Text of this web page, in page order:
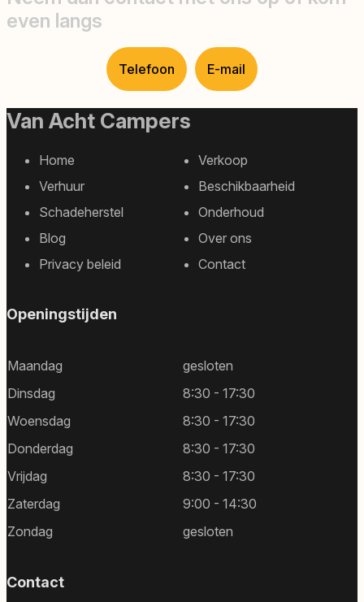
even langs
Telefoon E-mail
Van Acht Campers
Footer
sitemap
Home
Verkoop
Verhuur
Beschikbaarheid
Schadeherstel
Onderhoud
Blog
Over ons
Privacy beleid
Contact
Openingstijden
Maandag
gesloten
Dinsdag
8:30 - 17:30
Woensdag
8:30 - 17:30
Donderdag
8:30 - 17:30
Vrijdag
8:30 - 17:30
Zaterdag
9:00 - 14:30
Zondag
gesloten
Contact